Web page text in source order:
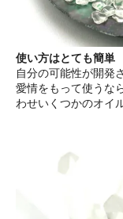
使い方はとても簡単
自分の可能性が開発
愛情をもって使うな
わせいくつかのオイ